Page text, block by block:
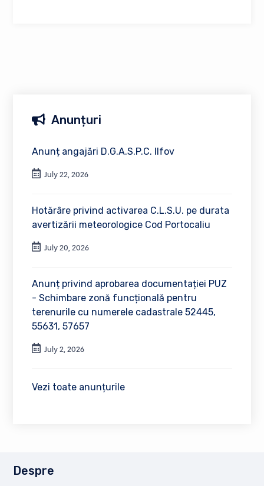
Anunțuri
Anunț angajări D.G.A.S.P.C. Ilfov
July 22, 2026
Hotărâre privind activarea C.L.S.U. pe durata
avertizării meteorologice Cod Portocaliu
July 20, 2026
Anunț privind aprobarea documentației PUZ
- Schimbare zonă funcțională pentru
terenurile cu numerele cadastrale 52445,
55631, 57657
July 2, 2026
Vezi toate anunțurile
Despre